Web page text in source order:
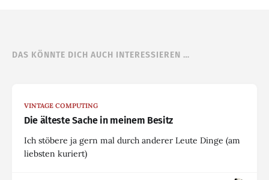
DAS KÖNNTE DICH AUCH INTERESSIEREN …
VINTAGE COMPUTING
Die älteste Sache in meinem Besitz
Ich stöbere ja gern mal durch anderer Leute Dinge (am
liebsten kuriert)